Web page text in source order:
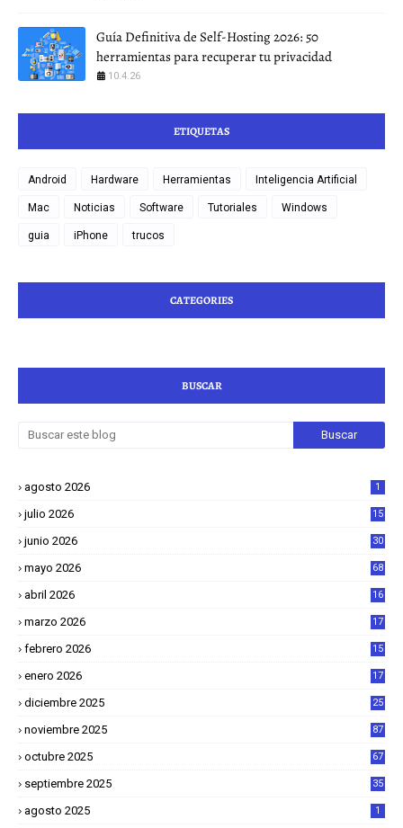
Guía Definitiva de Self-Hosting 2026: 50
herramientas para recuperar tu privacidad
10.4.26
ETIQUETAS
Android Hardware Herramientas Inteligencia Artificial
Mac Noticias Software Tutoriales Windows
guia iPhone trucos
CATEGORIES
BUSCAR
agosto 2026 1
julio 2026 15
junio 2026 30
mayo 2026 68
abril 2026
16
marzo 2026
17
febrero 2026
15
enero 2026
17
diciembre 2025
25
noviembre 2025 87
octubre 2025 67
septiembre 2025 35
agosto 2025 1